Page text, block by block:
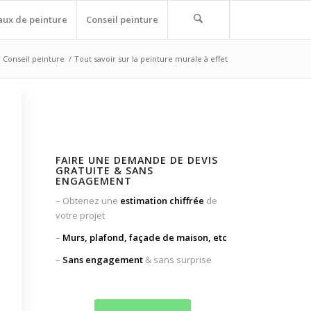
de peinture Conseil peinture
Conseil peinture / Tout savoir sur la peinture murale à effet
FAIRE UNE DEMANDE DE DEVIS
GRATUITE & SANS
ENGAGEMENT
– Obtenez une estimation chiffrée de
votre projet
– Murs, plafond, façade de maison, etc
– Sans engagement & sans surprise